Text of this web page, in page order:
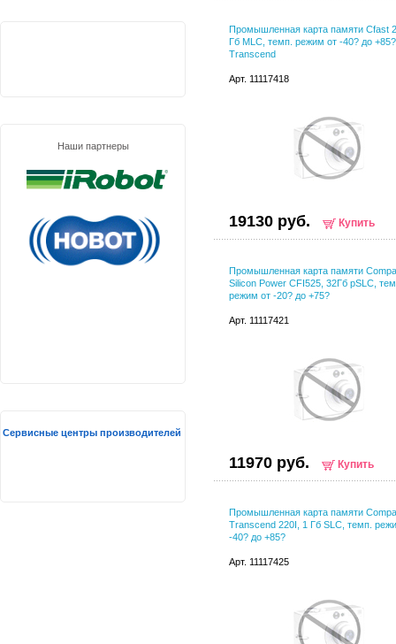
Промышленная карта памяти Cfast
Гб MLC, темп. режим от -40? до
Transcend
Арт. 11117418
19130 руб. Купить
Промышленная карта памяти
Silicon Power CFI525, 32Гб pSLC,
режим от -20? до +75?
Арт. 11117421
11970 руб. Купить
Промышленная карта памяти
Transcend 220I, 1 Гб SLC, темп.
-40? до +85?
Арт. 11117425
Наши партнеры
Сервисные центры производителей